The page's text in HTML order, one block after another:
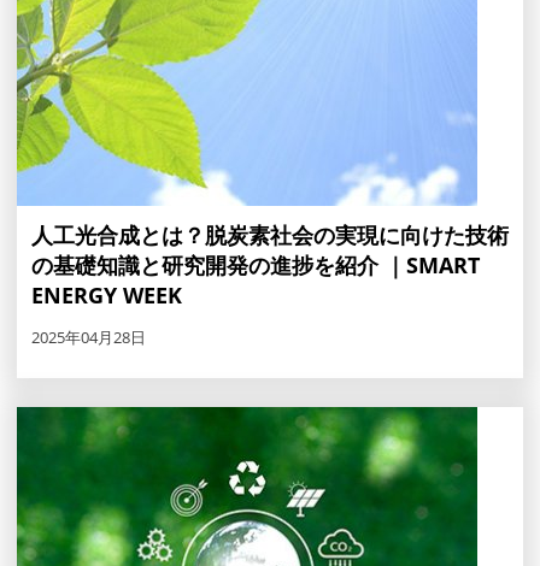
人工光合成とは？脱炭素社会の実現に向けた技術
の基礎知識と研究開発の進捗を紹介 ｜SMART
ENERGY WEEK
2025年04月28日